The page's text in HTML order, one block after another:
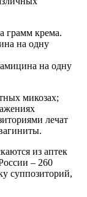
грамм крема.
на одну
на одну
микозах;
лечат
из аптек
– 260
суппозиторий,